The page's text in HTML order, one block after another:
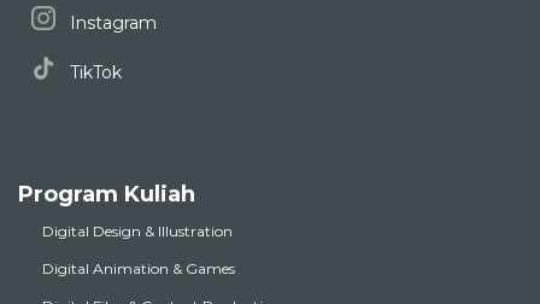
TikTok
Digital Design & Illustration
Digital Animation & Games
Digital Film & Content Production